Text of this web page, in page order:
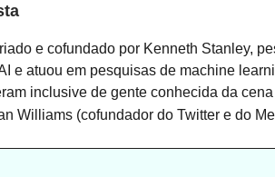
e cofundado por Kenneth Stanley,
e atuou em pesquisas de machine
inclusive de gente conhecida da
Williams (cofundador do Twitter e do